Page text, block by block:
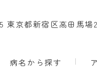
東京都新宿区高田馬
病名から探す